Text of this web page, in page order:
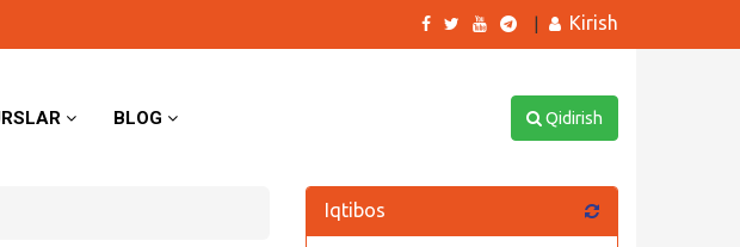
Kirish
BLOG Qidirish
Iqtibos